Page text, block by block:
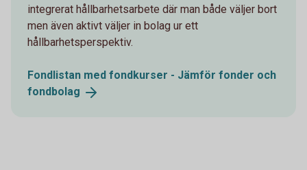
integrerat hållbarhetsarbete där man både väljer bort
men även aktivt väljer in bolag ur ett
hållbarhetsperspektiv.
Fondlistan med fondkurser - Jämför fonder och
fondbolag